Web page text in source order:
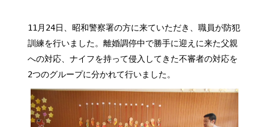
11月24日、昭和警察署の方に来ていただき、職員が防犯
訓練を行いました。離婚調停中で勝手に迎えに来た父親
への対応、ナイフを持って侵入してきた不審者の対応を
2つのグループに分かれて行いました。